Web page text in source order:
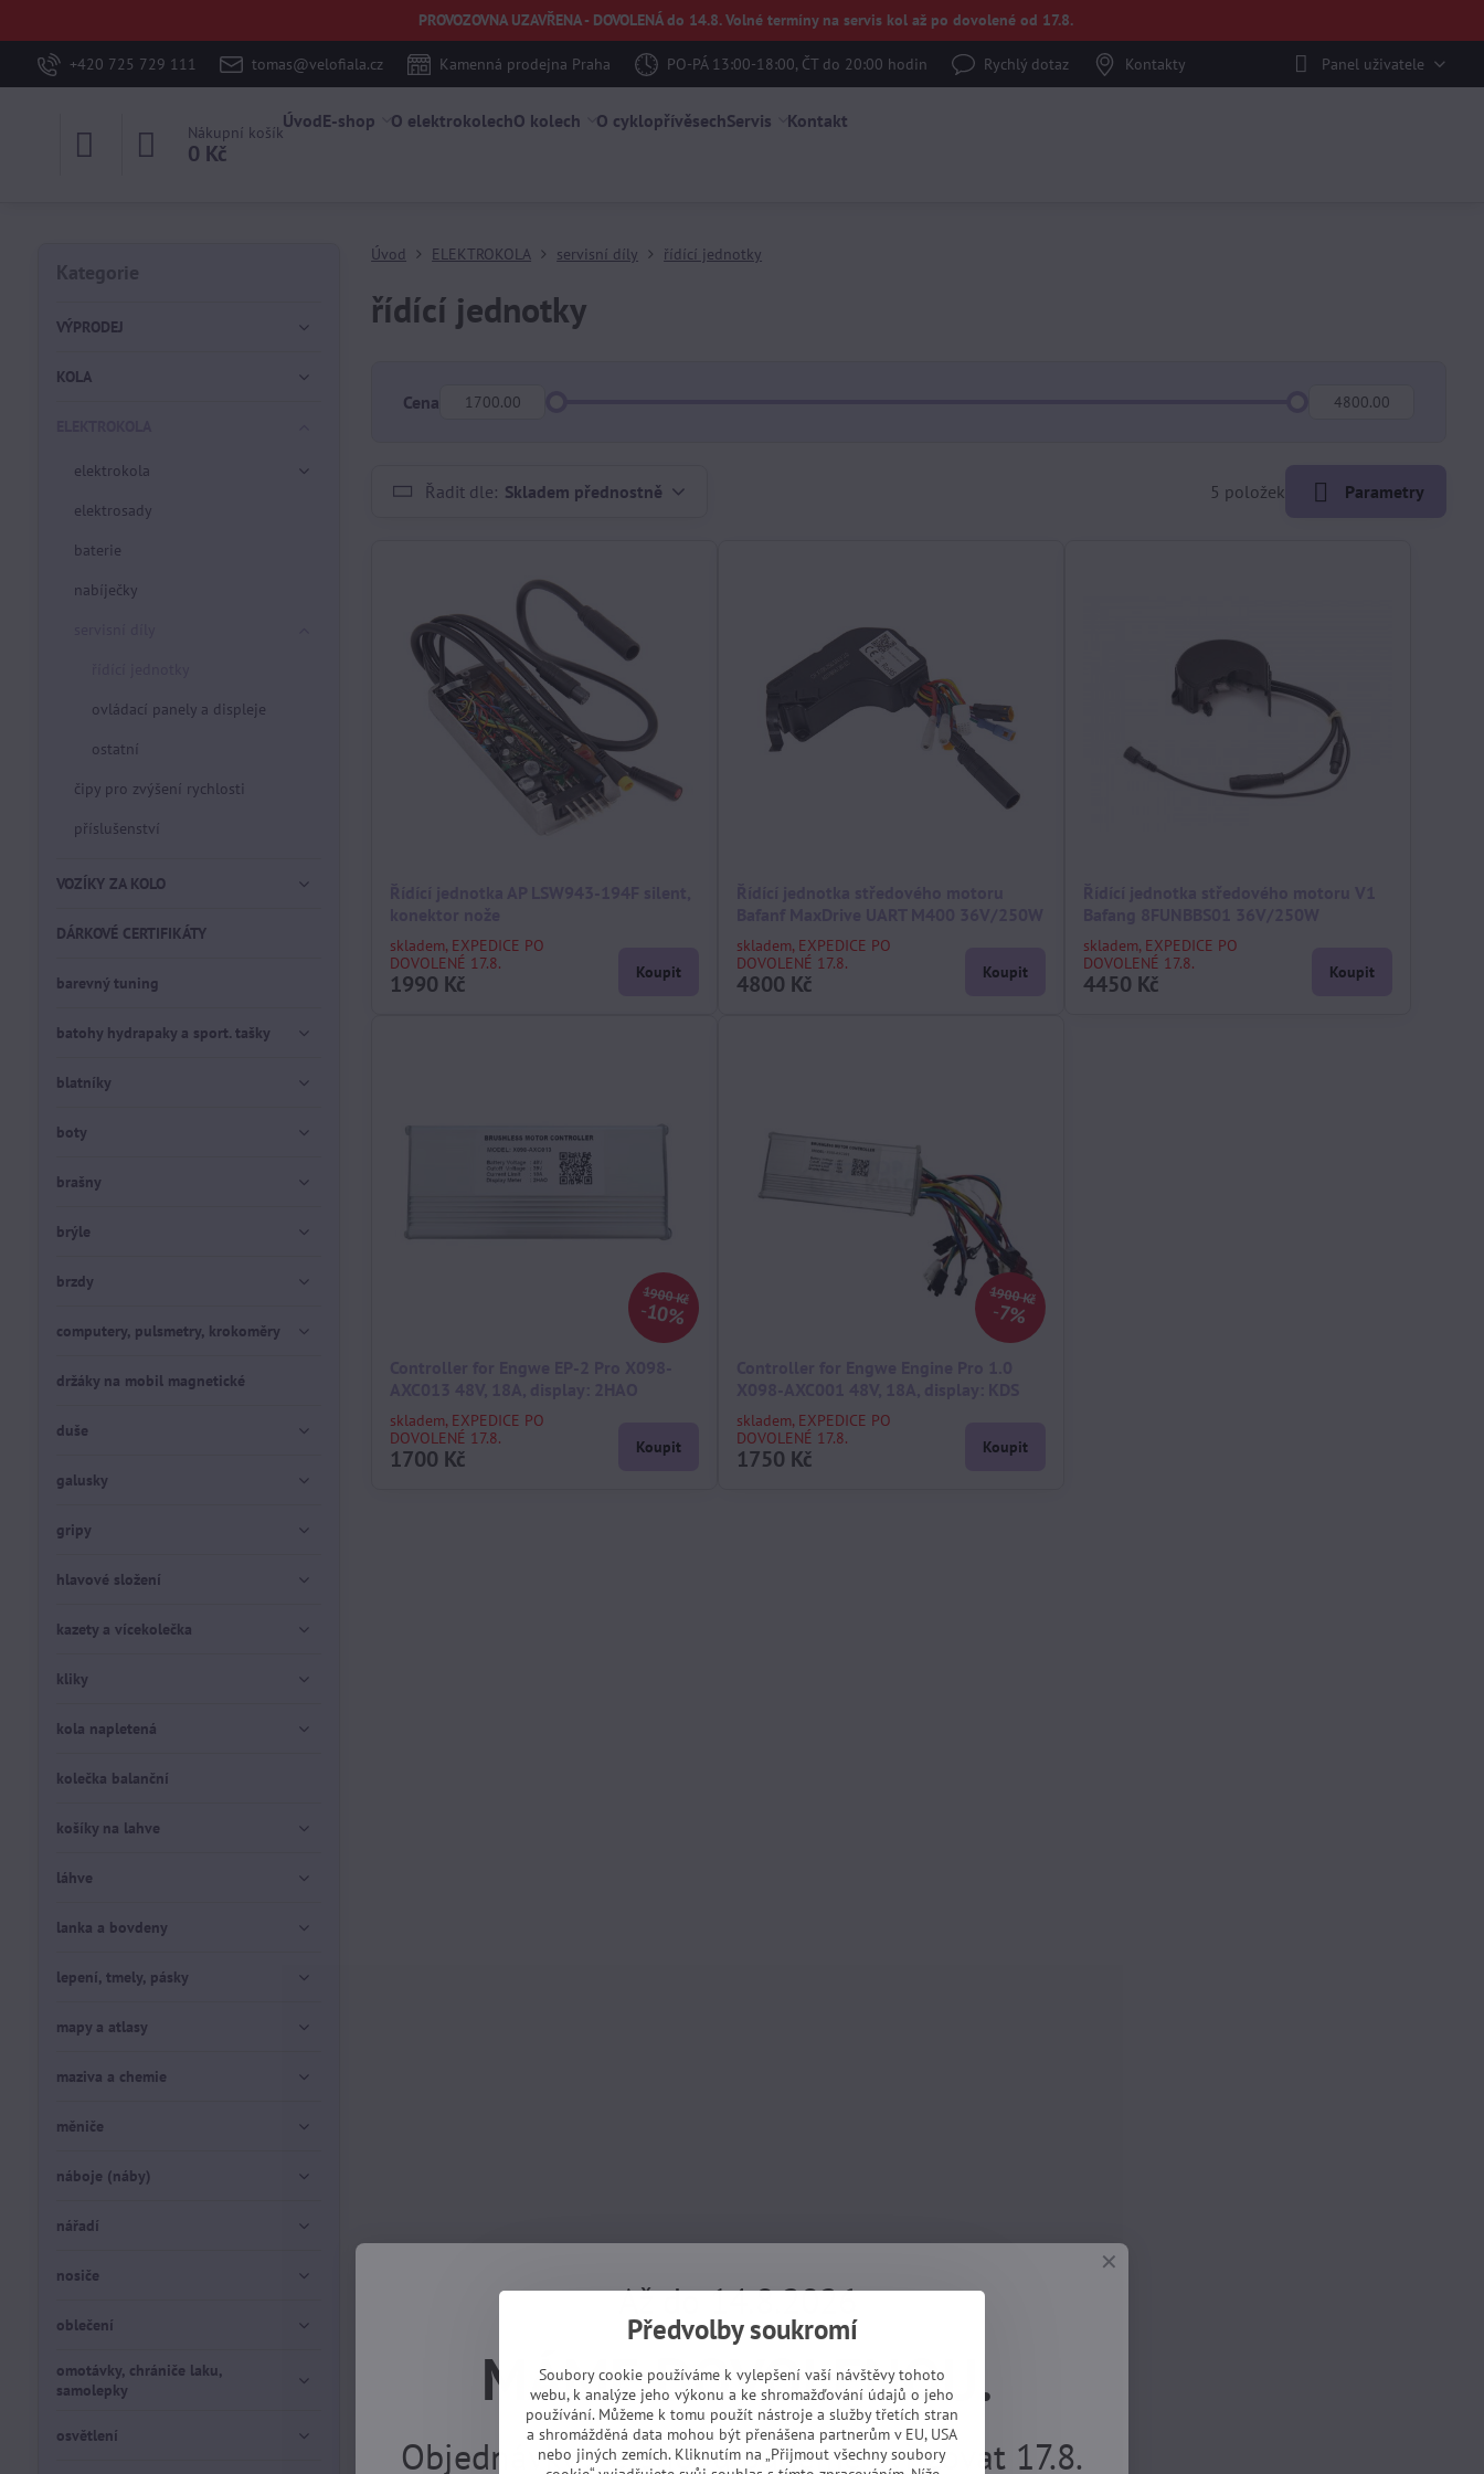
PROVOZOVNA UZAVŘENA - DOVOLENÁ do 14.8. Volné termíny na servis kol až po dovolené od 17.8.
+420 725 729 111 tomas@velofiala.cz Kamenná prodejna Praha PO-PÁ 13:00-18:00, ČT do 20:00 hodin Rychlý dotaz Kontakty Panel uživatele
Nákupní košík
0 Kč
ÚvodE-shop O elektrokolechO kolech O cyklopřívěsechServis Kontakt
Úvod ELEKTROKOLA servisní díly řídící jednotky
řídící jednotky
Řadit dle: Skladem přednostně 5 položek Parametry
skladem, EXPEDICE PO
DOVOLENÉ 17.8.
1990 Kč Koupit
skladem, EXPEDICE PO
DOVOLENÉ 17.8.
4800 Kč Koupit
skladem, EXPEDICE PO
DOVOLENÉ 17.8.
4450 Kč Koupit
1900 Kč
10%
skladem, EXPEDICE PO
DOVOLENÉ 17.8.
1700 Kč Koupit
1900 Kč
7%
skladem, EXPEDICE PO
DOVOLENÉ 17.8.
1750 Kč Koupit
Cena
Kategorie
VÝPRODEJ
KOLA
elektrokola
elektrosady
baterie
nabíječky
ovládací panely a displeje
ostatní
čipy pro zvýšení rychlosti
příslušenství
VOZÍKY ZA KOLO
DÁRKOVÉ CERTIFIKÁTY
barevný tuning
batohy hydrapaky a sport. tašky
blatníky
boty
brašny
brýle
brzdy
computery, pulsmetry, krokoměry
držáky na mobil magnetické
duše
galusky
gripy
hlavové složení
kazety a vícekolečka
kliky
kola napletená
kolečka balanční
košíky na lahve
láhve
lanka a bovdeny
lepení, tmely, pásky
mapy a atlasy
maziva a chemie
měniče
náboje (náby)
nářadí
nosiče
oblečení
omotávky, chrániče laku,
samolepky
osvětlení
Předvolby soukromí
Soubory cookie používáme k vylepšení vaší návštěvy tohoto
webu, k analýze jeho výkonu a ke shromažďování údajů o jeho
používání. Můžeme k tomu použít nástroje a služby třetích stran
a shromážděná data mohou být přenášena partnerům v EU, USA
nebo jiných zemích. Kliknutím na „Přijmout všechny soubory
Až do 14.8.2026
MÁME DOVOLENOU.
Objednávky z e-shopu budeme vyřizovat 17.8.